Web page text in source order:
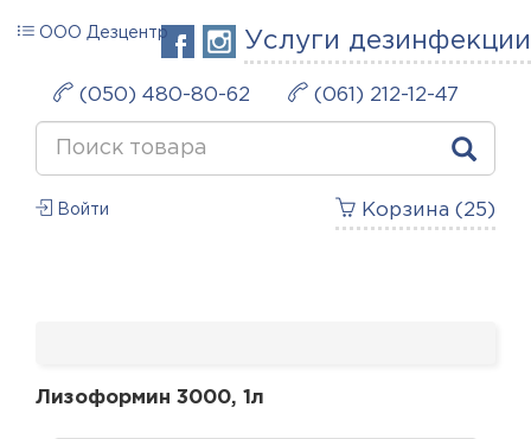
Услуги дезинфекции
ООО Дезцентр
(050) 480-80-62 (061) 212-12-47
Корзина ( 25 )
Войти
Лизоформин 3000, 1л